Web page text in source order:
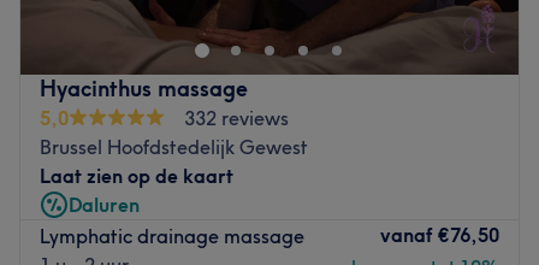
Hyacinthus massage
5,0
332 reviews
Brussel Hoofdstedelijk Gewest
Laat zien op de kaart
Daluren
Lymphatic drainage massage
vanaf €76,50